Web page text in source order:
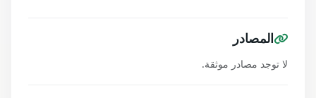
المصادر
لا توجد مصادر موثقة.